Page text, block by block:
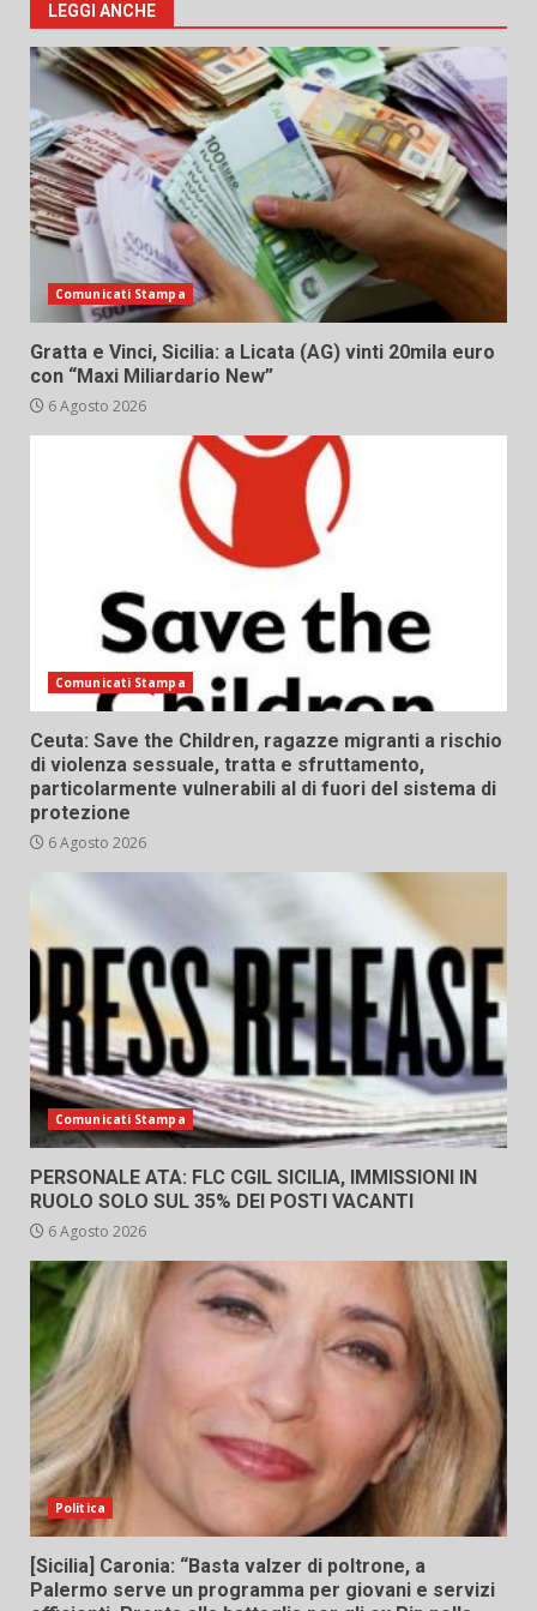
LEGGI ANCHE
Comunicati Stampa
Gratta e Vinci, Sicilia: a Licata (AG) vinti 20mila euro
con “Maxi Miliardario New”
6 Agosto 2026
Comunicati Stampa
Ceuta: Save the Children, ragazze migranti a rischio
di violenza sessuale, tratta e sfruttamento,
particolarmente vulnerabili al di fuori del sistema di
protezione
6 Agosto 2026
Comunicati Stampa
PERSONALE ATA: FLC CGIL SICILIA, IMMISSIONI IN
RUOLO SOLO SUL 35% DEI POSTI VACANTI
6 Agosto 2026
Politica
[Sicilia] Caronia: “Basta valzer di poltrone, a
Palermo serve un programma per giovani e servizi